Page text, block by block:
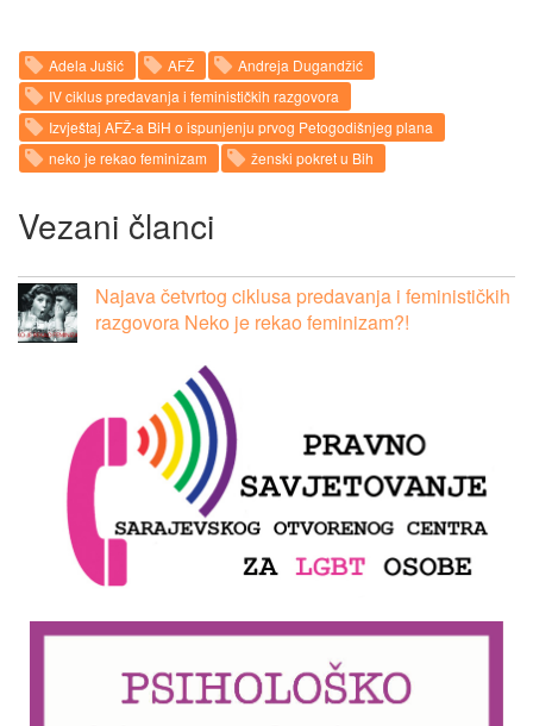
Adela Jušić AFŽ
Andreja Dugandžić
IV ciklus predavanja i feminističkih razgovora
Izvještaj AFŽ-a BiH o ispunjenju prvog Petogodišnjeg plana
neko je rekao feminizam
ženski pokret u Bih
Vezani članci
Najava četvrtog ciklusa predavanja i feminističkih
razgovora Neko je rekao feminizam?!